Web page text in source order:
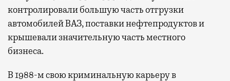
контролировали большую часть отгрузки
автомобилей ВАЗ, поставки нефтепродуктов и
крышевали значительную часть местного
бизнеса.
В 1988-м свою криминальную карьеру в